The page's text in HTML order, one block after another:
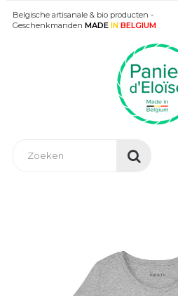
Belgische artisanale & bio producten -
Geschenkmanden MADE IN BELGIUM